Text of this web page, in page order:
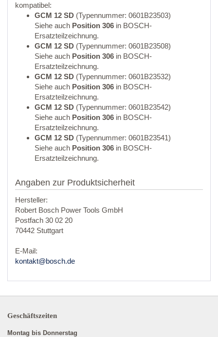
kompatibel:
GCM 12 SD (Typennummer: 0601B23503)
Siehe auch Position 306 in BOSCH-
Ersatzteilzeichnung.
GCM 12 SD (Typennummer: 0601B23508)
Siehe auch Position 306 in BOSCH-
Ersatzteilzeichnung.
GCM 12 SD (Typennummer: 0601B23532)
Siehe auch Position 306 in BOSCH-
Ersatzteilzeichnung.
GCM 12 SD (Typennummer: 0601B23542)
Siehe auch Position 306 in BOSCH-
Ersatzteilzeichnung.
GCM 12 SD (Typennummer: 0601B23541)
Siehe auch Position 306 in BOSCH-
Ersatzteilzeichnung.
Angaben zur Produktsicherheit
Hersteller:
Robert Bosch Power Tools GmbH
Postfach 30 02 20
70442 Stuttgart
E-Mail:
kontakt@bosch.de
Geschäftszeiten
Montag bis Donnerstag